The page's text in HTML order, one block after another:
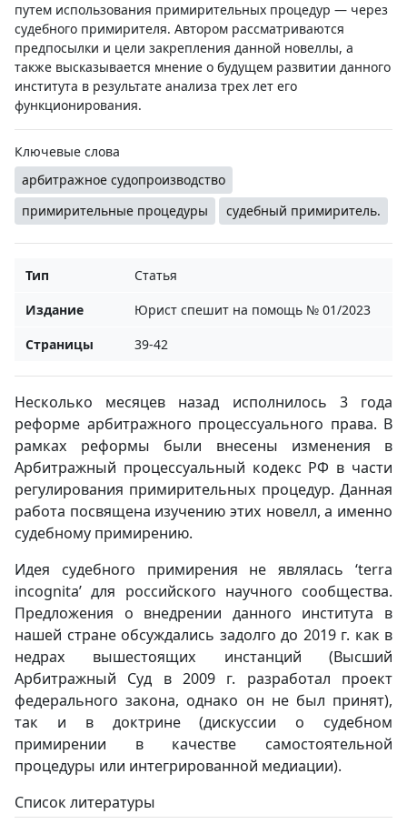
путем использования примирительных процедур — через
судебного примирителя. Автором рассматриваются
предпосылки и цели закрепления данной новеллы, а
также высказывается мнение о будущем развитии данного
института в результате анализа трех лет его
функционирования.
Ключевые слова
арбитражное судопроизводство
примирительные процедуры
судебный примиритель.
Тип
Статья
Издание
Юрист спешит на помощь № 01/2023
Страницы
39-42
Несколько месяцев назад исполнилось 3 года
реформе арбитражного процессуального права. В
рамках реформы были внесены изменения в
Арбитражный процессуальный кодекс РФ в части
регулирования примирительных процедур. Данная
работа посвящена изучению этих новелл, а именно
судебному примирению.
Идея судебного примирения не являлась ‘terra
incognita’ для российского научного сообщества.
Предложения о внедрении данного института в
нашей стране обсуждались задолго до 2019 г. как в
недрах вышестоящих инстанций (Высший
Арбитражный Суд в 2009 г. разработал проект
федерального закона, однако он не был принят),
так и в доктрине (дискуссии о судебном
примирении в качестве самостоятельной
процедуры или интегрированной медиации).
Список литературы